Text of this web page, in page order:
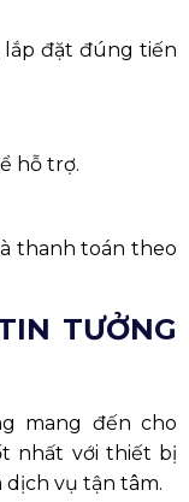
lắp đặt đúng tiến
hỗ trợ.
thanh toán theo
TƯỞNG
mang đến cho
nhất với thiết bị
vụ tận tâm.